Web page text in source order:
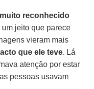
muito reconhecido
jeito que parece
vieram mais
que ele teve. Lá
atenção por estar
pessoas usavam